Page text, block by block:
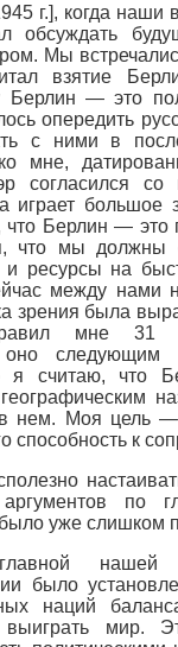
г.], когда наши
обсуждать
Мы
взятие
Берлин — это
опередить
с ними в
мне,
согласился
играет большое
Берлин — это
что мы должны
ресурсы на
между нами
зрения была
мне 31
оно
я считаю, что
в нем. Моя цель —
способность к
по
уже слишком
главной нашей
было
наций
мир.